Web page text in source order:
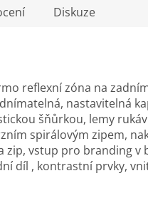
Diskuze
reflexní zóna na
nastavitelná
šňůrkou, lemy
spirálovým zipem,
zip, vstup pro branding v
díl , kontrastní prvky,